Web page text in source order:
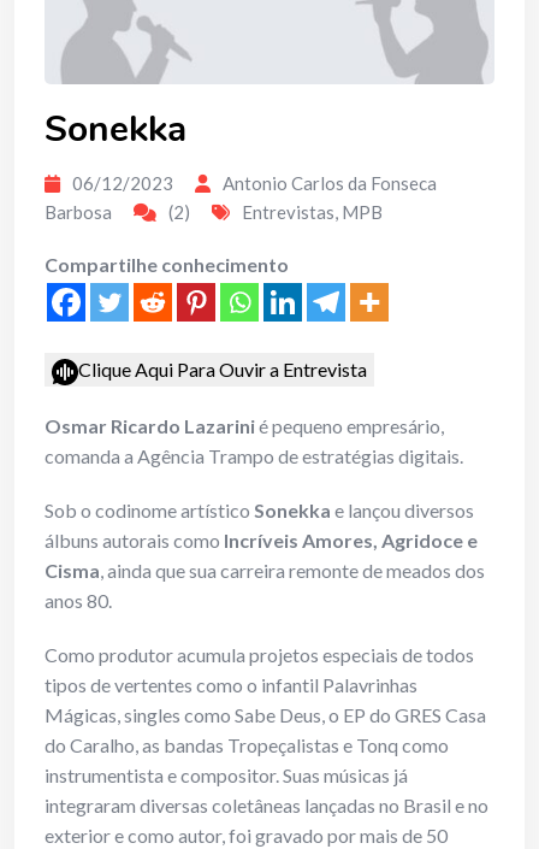
Sonekka
06/12/2023
Antonio Carlos da Fonseca
Barbosa
(2) Entrevistas, MPB
Compartilhe conhecimento
Clique Aqui Para Ouvir a Entrevista
Osmar Ricardo Lazarinié pequeno empresário,
comanda a Agência Trampo de estratégias digitais.
Sob o codinome artístico Sonekka e lançou diversos
álbuns autorais como Incríveis Amores, Agridoce e
Cisma, ainda que sua carreira remonte de meados dos
anos 80.
Como produtor acumula projetos especiais de todos
tipos de vertentes como o infantil Palavrinhas
Mágicas, singles como Sabe Deus, o EP do GRES Casa
do Caralho, as bandas Tropeçalistas e Tonq como
instrumentista e compositor. Suas músicas já
integraram diversas coletâneas lançadas no Brasil e no
exterior e como autor, foi gravado por mais de 50